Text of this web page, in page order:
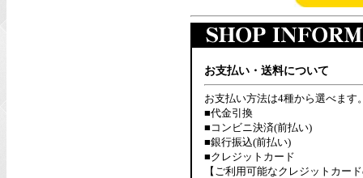
お支払い・送料について
お支払い方法は4種から選べます
■代金引換
■コンビニ決済(前払い)
■銀行振込(前払い)
■クレジットカード
【ご利用可能なクレジットカー